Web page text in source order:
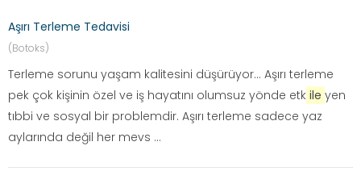
Aşırı Terleme Tedavisi
(Botoks)
Terleme sorunu yaşam kalitesini düşürüyor… Aşırı terleme
pek çok kişinin özel ve iş hayatını olumsuz yönde etk ile yen
tıbbi ve sosyal bir problemdir. Aşırı terleme sadece yaz
aylarında değil her mevs ...